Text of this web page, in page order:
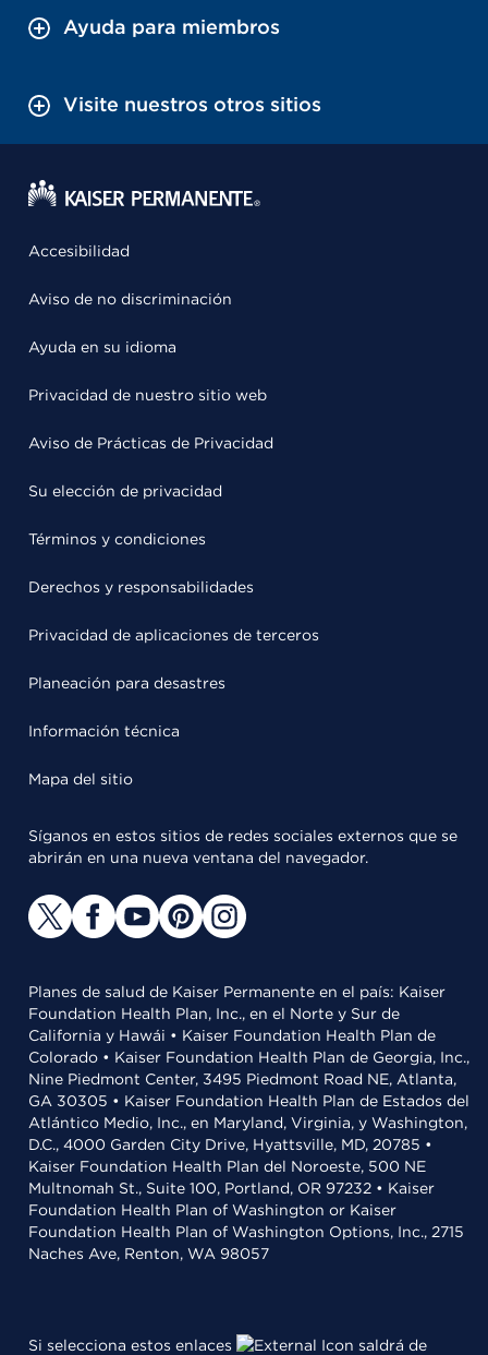
Ayuda para miembros
Visite nuestros otros sitios
Accesibilidad
Aviso de no discriminación
Ayuda en su idioma
Privacidad de nuestro sitio web
Aviso de Prácticas de Privacidad
Su elección de privacidad
Términos y condiciones
Derechos y responsabilidades
Privacidad de aplicaciones de terceros
Planeación para desastres
Información técnica
Mapa del sitio
Síganos en estos sitios de redes sociales externos que se
abrirán en una nueva ventana del navegador.
Planes de salud de Kaiser Permanente en el país: Kaiser
Foundation Health Plan, Inc., en el Norte y Sur de
California y Hawái • Kaiser Foundation Health Plan de
Colorado • Kaiser Foundation Health Plan de Georgia, Inc.,
Nine Piedmont Center, 3495 Piedmont Road NE, Atlanta,
GA 30305 • Kaiser Foundation Health Plan de Estados del
Atlántico Medio, Inc., en Maryland, Virginia, y Washington,
D.C., 4000 Garden City Drive, Hyattsville, MD, 20785 •
Kaiser Foundation Health Plan del Noroeste, 500 NE
Multnomah St., Suite 100, Portland, OR 97232 • Kaiser
Foundation Health Plan of Washington or Kaiser
Foundation Health Plan of Washington Options, Inc., 2715
Naches Ave, Renton, WA 98057
Si selecciona estos enlaces
saldrá de